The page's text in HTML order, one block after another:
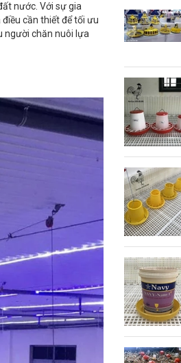
nước. Với sự gia
cần thiết để tối ưu
người chăn nuôi lựa